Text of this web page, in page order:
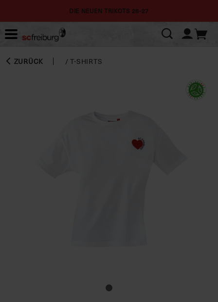
DIE NEUEN TRIKOTS 26-27
ZURÜCK /T-SHIRTS